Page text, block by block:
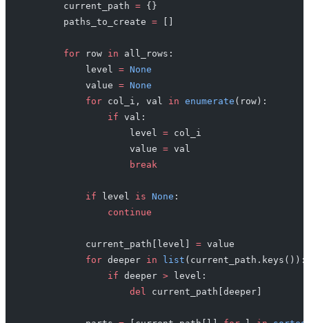
        current_path
= {}
        paths_to_create
=
        for
row in all_rows:
            level
= None
            value
= None
            for
col_i, val in enumerate (row):
                if
val:
                    level
= col_i
                    value
= val
                    break
            if
level is None :
                continue
            current_path[level]
= value
            for
deeper in list (current_path.keys()):
                if
deeper > level:
                    del
current_path[deeper]